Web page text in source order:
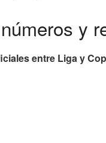
y
entre Liga y